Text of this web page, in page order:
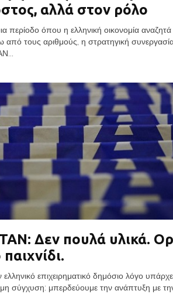
αλλά στον ρόλο
περίοδο όπου η ελληνική οικονομία
από τους αριθμούς, η στρατηγική
Δεν πουλά υλικά.
παιχνίδι.
ελληνικό επιχειρηματικό δημόσιο λόγο
σύγχυση: μπερδεύουμε την ανάπτυξη με